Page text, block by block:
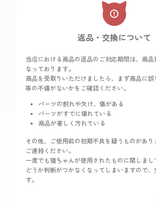
返品・交換について
当店における商品の返品のご対応期間は、商
なっております。
商品を受取りいただけましたら、まず商品に
等の不備がないかをご確認ください。
パーツの割れや欠け、傷がある
パーツがすでに壊れている
商品が著しく汚れている
その他、ご使用前の初期不良を疑うものがあ
ご連絡ください。
一度でも猫ちゃんが使用されたものに関しま
どうか判断がつかなくなってしまいますので
す。